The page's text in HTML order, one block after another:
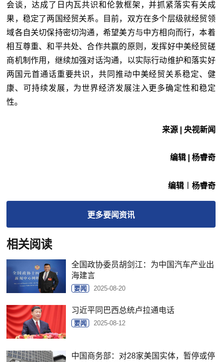
会谈，达成了日内瓦共识和伦敦框架，并抓紧落实有关成
果，稳定了两国经贸关系。目前，双方在多个层级就经贸领
域各自关切保持密切沟通，希望美方与中方相向而行，本着
相互尊重、和平共处、合作共赢的原则，发挥好中美经贸磋
商机制作用，继续加强对话沟通，以实际行动维护和落实好
两国元首通话重要共识，共同推动中美经贸关系稳定、健
康、可持续发展，为世界经济发展注入更多确定性和稳定
性。
来源 | 央视新闻
编辑 | 杨睿奇
编辑︱杨睿奇
更多要闻资讯
相关阅读
全国政协委员胡剑江：为中国汽车产业出
海建言
要闻 2025-08-20
习近平同巴西总统卢拉通电话
要闻 2025-08-12
中国商务部：对28家美国实体，暂停或停